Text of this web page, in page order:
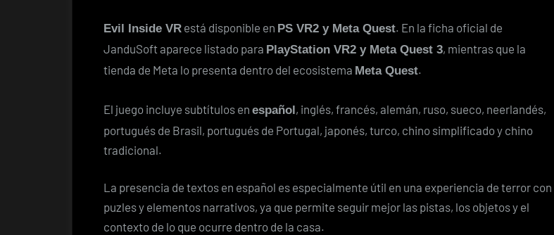
Evil Inside VR está disponible en PS VR2 y Meta Quest. En la ficha oficial de
JanduSoft aparece listado para PlayStation VR2 y Meta Quest 3, mientras que la
tienda de Meta lo presenta dentro del ecosistema Meta Quest.
El juego incluye subtítulos en español, inglés, francés, alemán, ruso, sueco, neerlandés,
portugués de Brasil, portugués de Portugal, japonés, turco, chino simplificado y chino
tradicional.
La presencia de textos en español es especialmente útil en una experiencia de terror con
puzles y elementos narrativos, ya que permite seguir mejor las pistas, los objetos y el
contexto de lo que ocurre dentro de la casa.